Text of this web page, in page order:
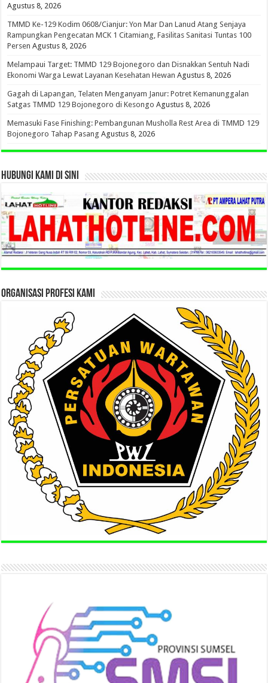
Agustus 8, 2026
TMMD Ke-129 Kodim 0608/Cianjur: Yon Mar Dan Lanud Atang Senjaya
Rampungkan Pengecatan MCK 1 Citamiang, Fasilitas Sanitasi Tuntas 100
Persen Agustus 8, 2026
Melampaui Target: TMMD 129 Bojonegoro dan Disnakkan Sentuh Nadi
Ekonomi Warga Lewat Layanan Kesehatan Hewan Agustus 8, 2026
Gagah di Lapangan, Telaten Menganyam Janur: Potret Kemanunggalan
Satgas TMMD 129 Bojonegoro di Kesongo Agustus 8, 2026
Memasuki Fase Finishing: Pembangunan Musholla Rest Area di TMMD 129
Bojonegoro Tahap Pasang Agustus 8, 2026
HUBUNGI KAMI DI SINI
ORGANISASI PROFESI KAMI